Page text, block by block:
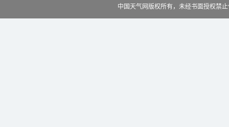
中国天气网版权所有，未经书面授权